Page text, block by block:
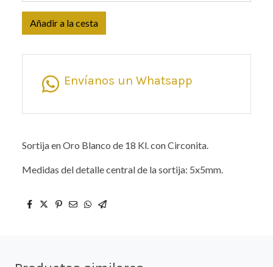
Añadir a la cesta
Envíanos un Whatsapp
Sortija en Oro Blanco de 18 Kl. con Circonita.
Medidas del detalle central de la sortija: 5x5mm.